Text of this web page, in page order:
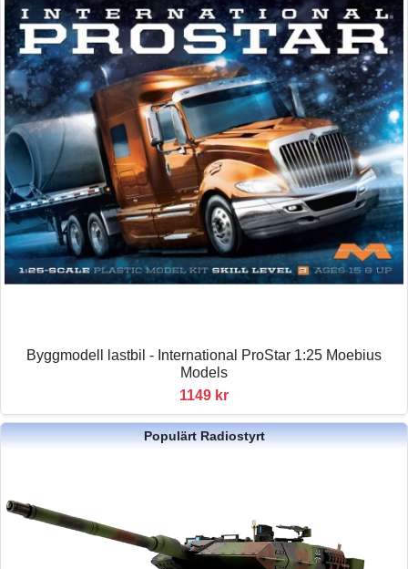
Byggmodell lastbil - International ProStar 1:25 Moebius
Models
1149 kr
Populärt Radiostyrt